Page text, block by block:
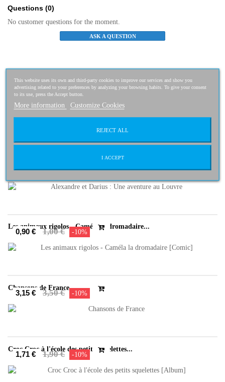
Questions (0)
No customer questions for the moment.
ASK A QUESTION
Related Products
Ivanhoé - illustrations de Maurice Grimaud...
3,51 € 3,90 € -10%
1,35 € 1,50 € -10%
Les animaux rigolos - Caméla la dromadaire...
0,90 € 1,00 € -10%
Chansons de France
3,15 € 3,50 € -10%
Croc Croc à l'école des petits squelettes...
1,71 € 1,90 € -10%
This website uses its own and third-party cookies to improve our services and show you
advertising related to your preferences by analyzing your browsing habits. To give your consent
to its use, press the Accept button.
More information Customize Cookies
REJECT ALL
I ACCEPT